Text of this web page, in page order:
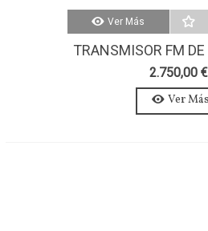
Ver Más
TRANSMISOR FM
AXON 300W-2.750,00 €
Ver Más